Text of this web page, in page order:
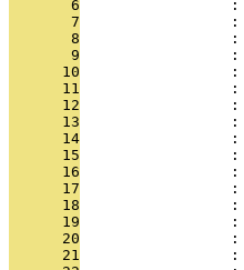
       6
       7
       8
       9
      10
      11
      12
      13
      14
      15
      16
      17
      18
      19
      20
      21